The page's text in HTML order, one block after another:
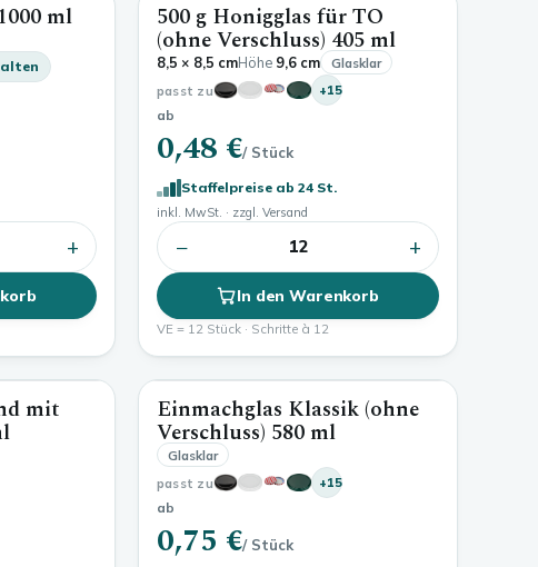
1000 ml
ml
+
500 g Honigglas für TO
(ohne Verschluss) 405 ml
8,5 × 8,5 cmHöhe 9,6 cm
Glasklar
passt zu
+15
ab
0,48 €/ Stück
Staffelpreise ab 24 St.
inkl. MwSt. · zzgl. Versand
− 12 +
In den Warenkorb
VE = 12 Stück · Schritte à 12
900 ml
mit 580 ml
Einmachglas Klassik (ohne
Verschluss) 580 ml
Glasklar
passt zu
+15
ab
0,75 €/ Stück